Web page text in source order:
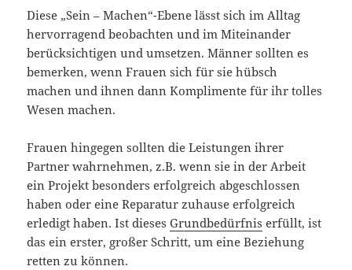
Diese „Sein – Machen“-Ebene lässt sich im Alltag
hervorragend beobachten und im Miteinander
berücksichtigen und umsetzen. Männer sollten es
bemerken, wenn Frauen sich für sie hübsch
machen und ihnen dann Komplimente für ihr tolles
Wesen machen.
Frauen hingegen sollten die Leistungen ihrer
Partner wahrnehmen, z.B. wenn sie in der Arbeit
ein Projekt besonders erfolgreich abgeschlossen
haben oder eine Reparatur zuhause erfolgreich
erledigt haben. Ist diesesGrundbedürfnis erfüllt, ist
das ein erster, großer Schritt, um eine Beziehung
retten zu können.